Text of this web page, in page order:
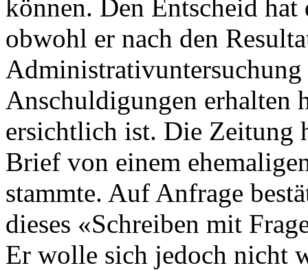
können. Den Entscheid
obwohl er nach den
Anschuldigungen erhalten
ersichtlich ist. Die Zeitung
Brief von einem
stammte. Auf Anfrage
dieses «Schreiben mit
Er wolle sich jedoch nicht